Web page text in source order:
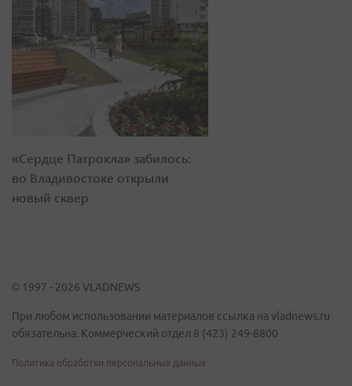
«Сердце Патрокла» забилось:
во Владивостоке открыли
новый сквер
© 1997 - 2026 VLADNEWS
При любом использовании материалов ссылка на vladnews.ru
обязательна. Коммерческий отдел 8 (423) 249-8800
Политика обработки персональных данных